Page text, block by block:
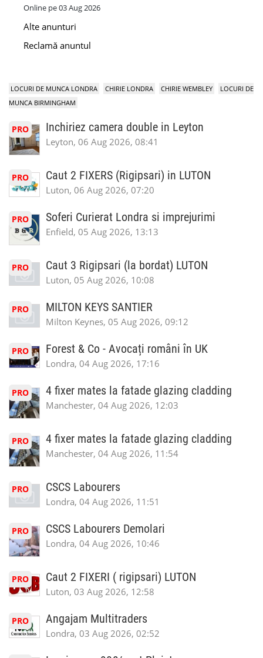
Online pe 03 Aug 2026
Alte anunturi
Reclamă anuntul
LOCURI DE MUNCA LONDRA CHIRIE LONDRA CHIRIE WEMBLEY
LOCURI DE
MUNCA BIRMINGHAM
PRO Inchiriez camera double in Leyton
Leyton, 06 Aug 2026, 08:41
PRO Caut 2 FIXERS (Rigipsari) in LUTON
Luton, 06 Aug 2026, 07:20
PRO Soferi Curierat Londra si imprejurimi
Enfield, 05 Aug 2026, 13:13
PRO Caut 3 Rigipsari (la bordat) LUTON
Luton, 05 Aug 2026, 10:08
PRO MILTON KEYS SANTIER
Milton Keynes, 05 Aug 2026, 09:12
PRO Forest & Co - Avocați români în UK
Londra, 04 Aug 2026, 17:16
PRO 4 fixer mates la fatade glazing cladding
Manchester, 04 Aug 2026, 12:03
PRO 4 fixer mates la fatade glazing cladding
Manchester, 04 Aug 2026, 11:54
PRO CSCS Labourers
Londra, 04 Aug 2026, 11:51
PRO CSCS Labourers Demolari
Londra, 04 Aug 2026, 10:46
PRO Caut 2 FIXERI ( rigipsari) LUTON
Luton, 03 Aug 2026, 12:58
PRO Angajam Multitraders
Londra, 03 Aug 2026, 02:52